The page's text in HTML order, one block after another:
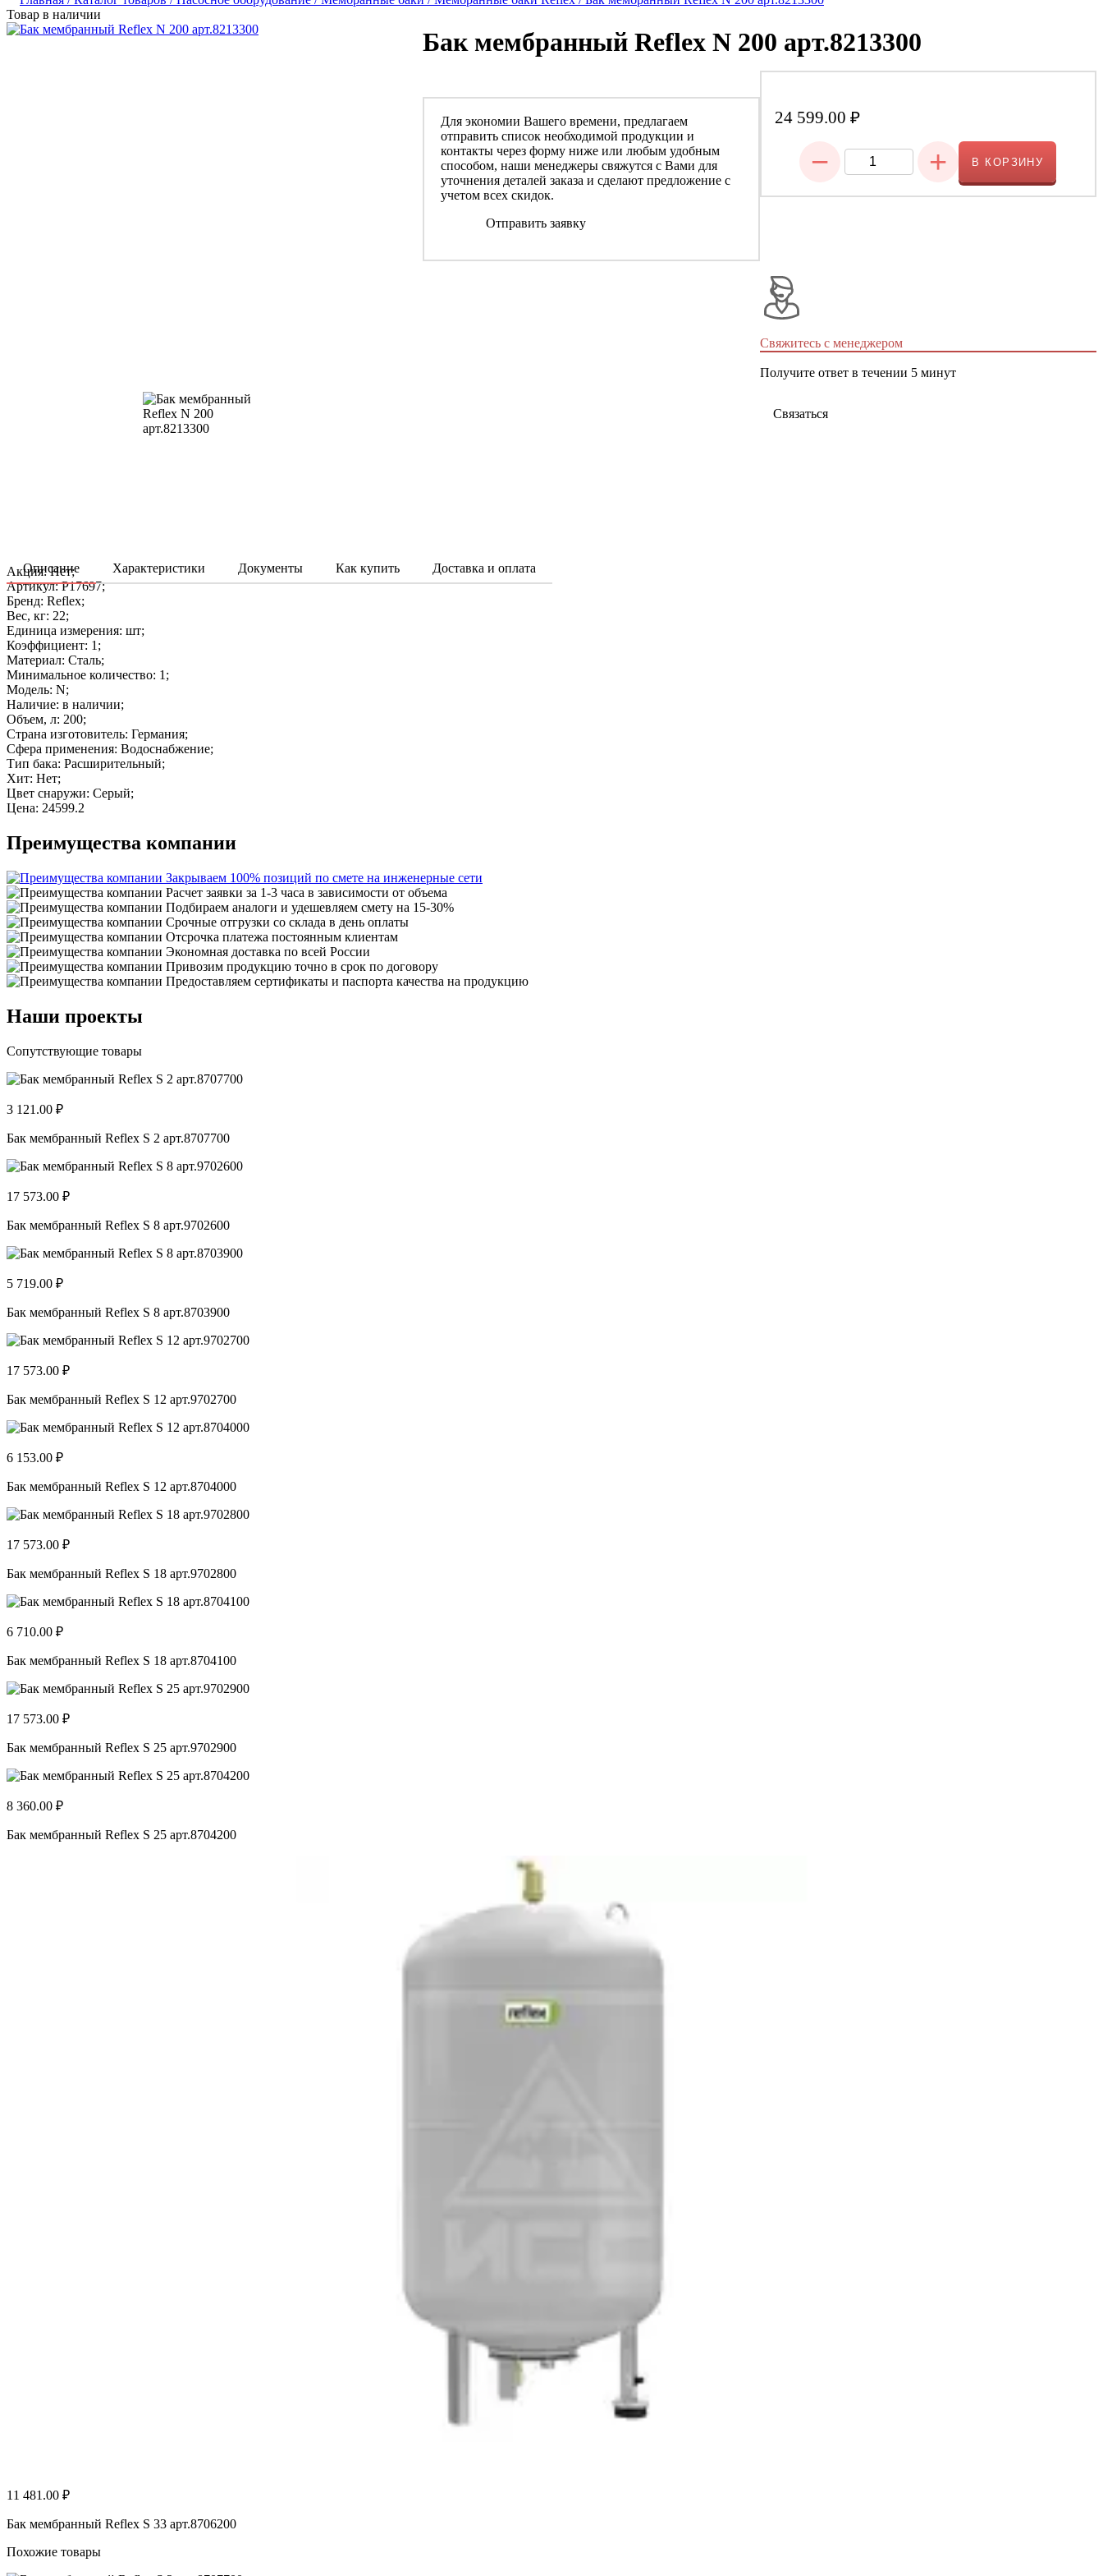
Товар в наличии
Бак мембранный Reflex N 200 арт.8213300
Для экономии Вашего времени, предлагаем
отправить список необходимой продукции и
контакты через форму ниже или любым удобным
способом, наши менеджеры свяжутся с Вами для
уточнения деталей заказа и сделают предложение с
учетом всех скидок.
Отправить заявку
24 599.00 ₽
− + В КОРЗИНУ
Свяжитесь с менеджером
Получите ответ в течении 5 минут
Связаться
Описание Характеристики Документы Как купить Доставка и оплата
Акция: Нет;
Артикул: P17697;
Бренд: Reflex;
Вес, кг: 22;
Единица измерения: шт;
Коэффициент: 1;
Материал: Сталь;
Минимальное количество: 1;
Модель: N;
Наличие: в наличии;
Объем, л: 200;
Страна изготовитель: Германия;
Сфера применения: Водоснабжение;
Тип бака: Расширительный;
Хит: Нет;
Цвет снаружи: Серый;
Цена: 24599.2
Преимущества компании
Закрываем 100% позиций по смете на инженерные сети
Расчет заявки за 1-3 часа в зависимости от объема
Подбираем аналоги и удешевляем смету на 15-30%
Срочные отгрузки со склада в день оплаты
Отсрочка платежа постоянным клиентам
Экономная доставка по всей России
Привозим продукцию точно в срок по договору
Предоставляем сертификаты и паспорта качества на продукцию
Наши проекты
Сопутствующие товары
3 121.00 ₽
Бак мембранный Reflex S 2 арт.8707700
17 573.00 ₽
Бак мембранный Reflex S 8 арт.9702600
5 719.00 ₽
Бак мембранный Reflex S 8 арт.8703900
17 573.00 ₽
Бак мембранный Reflex S 12 арт.9702700
6 153.00 ₽
Бак мембранный Reflex S 12 арт.8704000
17 573.00 ₽
Бак мембранный Reflex S 18 арт.9702800
6 710.00 ₽
Бак мембранный Reflex S 18 арт.8704100
17 573.00 ₽
Бак мембранный Reflex S 25 арт.9702900
8 360.00 ₽
Бак мембранный Reflex S 25 арт.8704200
11 481.00 ₽
Бак мембранный Reflex S 33 арт.8706200
Похожие товары